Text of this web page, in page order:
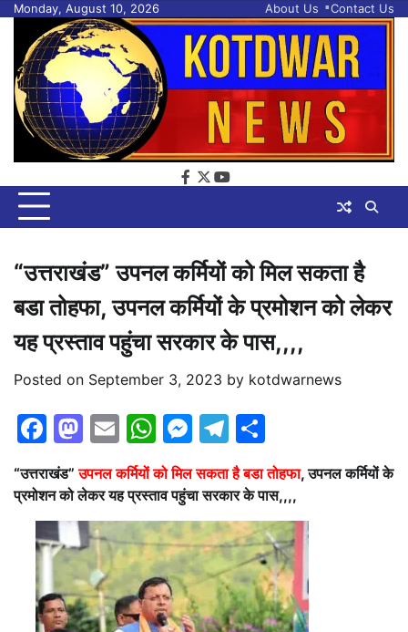
Skip
content
Monday, August 10, 2026 About Us Contact Us
facebook
twitter
youtube
“उत्तराखंड” उपनल कर्मियों को मिल सकता है
बडा तोहफा, उपनल कर्मियों के प्रमोशन को लेकर
यह प्रस्ताव पहुंचा सरकार के पास,,,,
Posted on September 3, 2023 by kotdwarnews
Facebook
Mastodon
EmailWhatsApp
Messenger
Telegram
“उत्तराखंड”उपनल कर्मियों को मिल सकता है बडा तोहफा, उपनल कर्मियों के
प्रमोशन को लेकरयह प्रस्ताव पहुंचा सरकार के पास,,,,